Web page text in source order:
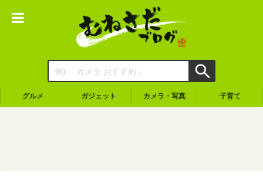
グルメ ガジェット カメラ・写真 子育て